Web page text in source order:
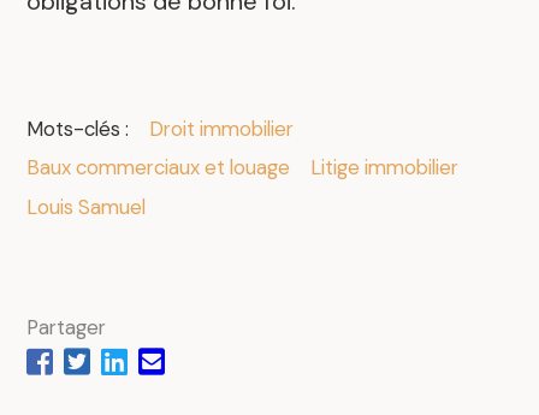
Mots-clés :
Droit immobilier
Baux commerciaux et louage
Litige immobilier
Louis Samuel
Partager